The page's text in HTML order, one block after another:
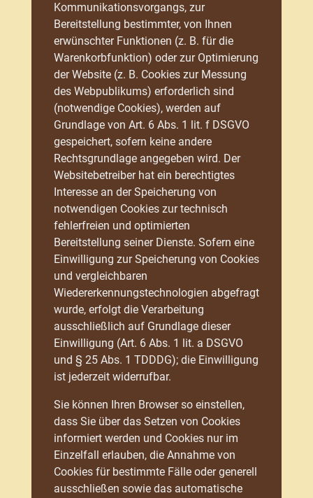
Kommunikationsvorgangs, zur
Bereitstellung bestimmter, von Ihnen
erwünschter Funktionen (z. B. für die
Warenkorbfunktion) oder zur Optimierung
der Website (z. B. Cookies zur Messung
des Webpublikums) erforderlich sind
(notwendige Cookies), werden auf
Grundlage von Art. 6 Abs. 1 lit. f DSGVO
gespeichert, sofern keine andere
Rechtsgrundlage angegeben wird. Der
Websitebetreiber hat ein berechtigtes
Interesse an der Speicherung von
notwendigen Cookies zur technisch
fehlerfreien und optimierten
Bereitstellung seiner Dienste. Sofern eine
Einwilligung zur Speicherung von Cookies
und vergleichbaren
Wiedererkennungstechnologien abgefragt
wurde, erfolgt die Verarbeitung
ausschließlich auf Grundlage dieser
Einwilligung (Art. 6 Abs. 1 lit. a DSGVO
und § 25 Abs. 1 TDDDG); die Einwilligung
ist jederzeit widerrufbar.
Sie können Ihren Browser so einstellen,
dass Sie über das Setzen von Cookies
informiert werden und Cookies nur im
Einzelfall erlauben, die Annahme von
Cookies für bestimmte Fälle oder generell
ausschließen sowie das automatische